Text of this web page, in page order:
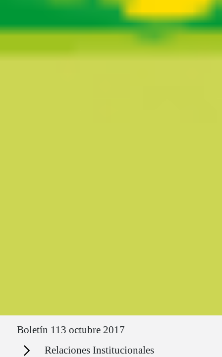
Boletín 113 octubre 2017
Secciones Relaciones Institucionales